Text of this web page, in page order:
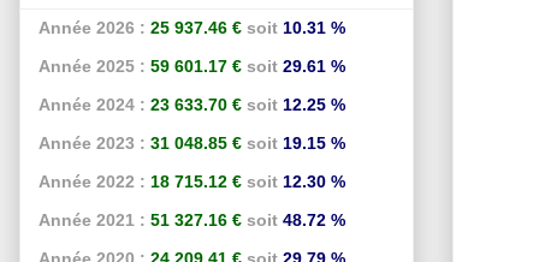
Année 2026 : 25 937.46 € soit 10.31 %
Année 2025 : 59 601.17 € soit 29.61 %
Année 2024 : 23 633.70 € soit 12.25 %
Année 2023 : 31 048.85 € soit 19.15 %
Année 2022 : 18 715.12 € soit 12.30 %
Année 2021 : 51 327.16 € soit 48.72 %